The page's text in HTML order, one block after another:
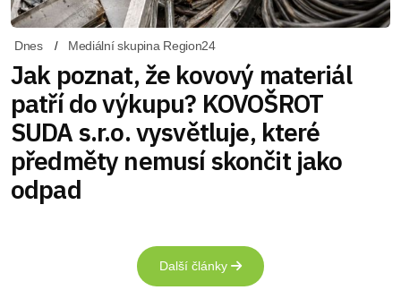
Dnes Mediální skupina Region24
Jak poznat, že kovový materiál
patří do výkupu? KOVOŠROT
SUDA s.r.o. vysvětluje, které
předměty nemusí skončit jako
odpad
Další články